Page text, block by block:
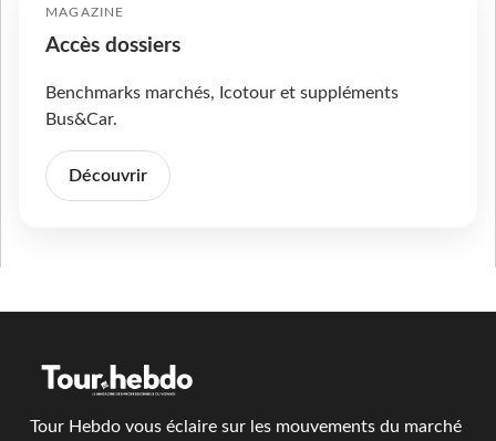
MAGAZINE
Accès dossiers
Benchmarks marchés, Icotour et suppléments
Bus&Car.
Découvrir
Tour Hebdo vous éclaire sur les mouvements du marché